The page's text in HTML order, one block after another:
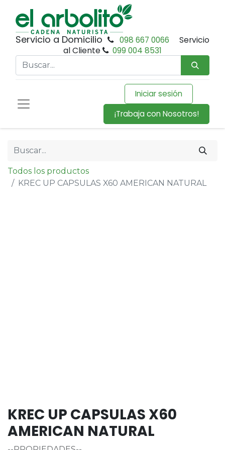
Servicio a Domicilio 098 667 0066
Servicio
al Cliente
099 004 8531
Iniciar sesión
¡Trabaja con Nosotros!
Todos los productos
KREC UP CAPSULAS X60 AMERICAN NATURAL
KREC UP CAPSULAS X60
AMERICAN NATURAL